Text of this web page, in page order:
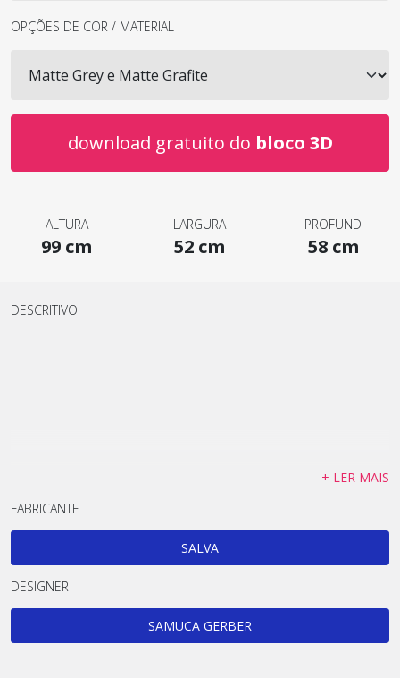
OPÇÕES DE COR / MATERIAL
download gratuito do bloco 3D
ALTURA
99 cm
LARGURA
52 cm
PROFUND
58 cm
DESCRITIVO
+ LER MAIS
FABRICANTE
SALVA
DESIGNER
SAMUCA GERBER